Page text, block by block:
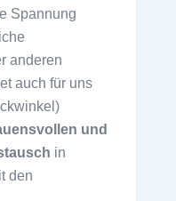
Spannung
anderen
auch für uns
und
in
den